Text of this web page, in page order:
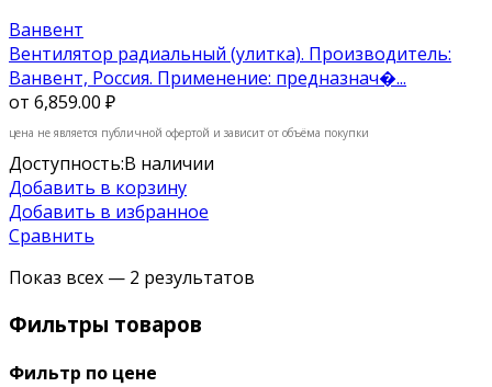
Ванвент
Вентилятор радиальный (улитка). Производитель:
Ванвент, Россия. Применение: предназнач�...
от 6,859.00 ₽
цена не является публичной офертой и зависит от объёма покупки
Доступность:В наличии
Добавить в корзину
Добавить в избранное
Сравнить
Показ всех — 2 результатов
Фильтры товаров
Фильтр по цене